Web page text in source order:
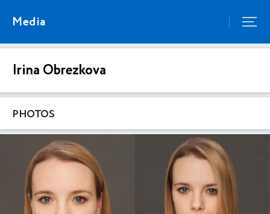
Media
Irina Obrezkova
PHOTOS